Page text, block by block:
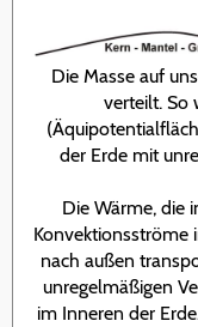
Die Masse auf
verteilt. So
der Erde mit
Die Wärme, die
Konvektionsströme
nach außen
unregelmäßigen
im Inneren der